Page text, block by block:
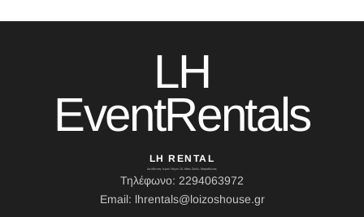
LH
EventRentals
LH RENTAL
Διεύθυνση: Ιερού Λόχου 10, Κάτω Σούλι, Μαραθώνας
Τηλέφωνο: 2294063972
Email: lhrentals@loizoshouse.gr